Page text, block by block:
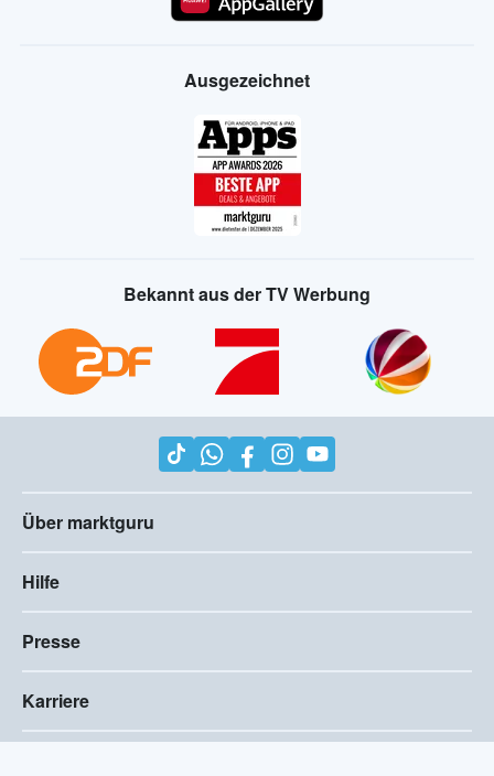
Ausgezeichnet
Bekannt aus der TV Werbung
Über marktguru
Hilfe
Presse
Karriere